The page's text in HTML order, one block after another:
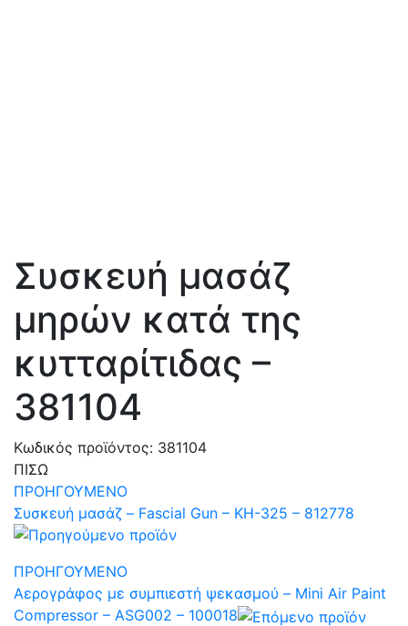
Συσκευή μασάζ
μηρών κατά της
κυτταρίτιδας –
381104
Κωδικός προϊόντος: 381104
ΠΙΣΩ
ΠΡΟΗΓΟΥΜΕΝΟ
Συσκευή μασάζ – Fascial Gun – KH-325 – 812778
ΠΡΟΗΓΟΥΜΕΝΟ
Αερογράφος με συμπιεστή ψεκασμού – Mini Air Paint
Compressor – ASG002 – 100018